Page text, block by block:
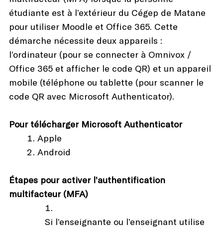
étudiante est à l’extérieur du Cégep de Matane
pour utiliser Moodle et Office 365. Cette
démarche nécessite deux appareils :
l’ordinateur (pour se connecter à Omnivox /
Office 365 et afficher le code QR) et un appareil
mobile (téléphone ou tablette (pour scanner le
code QR avec Microsoft Authenticator).
Pour télécharger Microsoft Authenticator
Apple
Android
Étapes pour activer l’authentification
multifacteur (MFA)
Si l’enseignante ou l’enseignant utilise